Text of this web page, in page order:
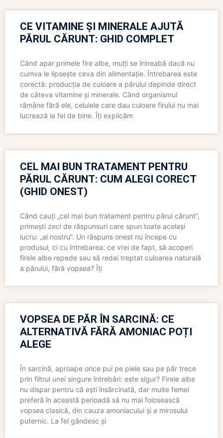
CE VITAMINE ȘI MINERALE AJUTĂ
PĂRUL CĂRUNT: GHID COMPLET
Când apar primele fire albe, mulți se întreabă dacă nu
cumva le lipsește ceva din alimentație. Întrebarea este
corectă: producția de culoare a părului depinde direct
de câteva vitamine și minerale. Când organismul
rămâne fără ele, celulele care dau culoare firului nu mai
lucrează la fel de bine. Îți explicăm
CEL MAI BUN TRATAMENT PENTRU
PĂRUL CĂRUNT: CUM ALEGI CORECT
(GHID ONEST)
Când cauți „cel mai bun tratament pentru părul cărunt”,
primești zeci de răspunsuri care spun toate același
lucru: „al nostru”. Un răspuns onest nu începe cu
produsul, ci cu întrebarea: ce vrei de fapt, să acoperi
firele albe repede sau să redai treptat culoarea naturală
a părului, fără vopsea? Îți
VOPSEA DE PĂR ÎN SARCINĂ: CE
ALTERNATIVĂ FĂRĂ AMONIAC POȚI
ALEGE
În sarcină, aproape orice pui pe piele sau pe păr trece
prin filtrul unei singure întrebări: este sigur? Firele albe
nu dispar pentru că ești însărcinată, dar multe femei
preferă în această perioadă să nu mai folosească
vopsea clasică, din cauza amoniacului și a mirosului
puternic. La fel gândesc și